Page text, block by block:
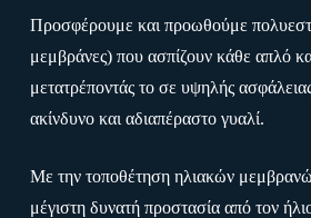
Προσφέρουμε και προωθούμε
μεμβράνες) που ασπίζουν κάθε απλό
μετατρέποντάς το σε υψηλής
ακίνδυνο και αδιαπέραστο γυαλί.
Με την τοποθέτηση ηλιακών
μέγιστη δυνατή προστασία από τον